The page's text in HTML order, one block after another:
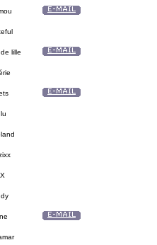
lille